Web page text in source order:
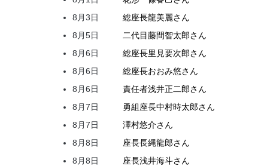
8月3日
総座長龍美麗さん
8月5日
二代目藤間智太郎さん
8月6日
総座長里見要次郎さん
8月6日
総座長おおみ悠さん
8月6日
責任者浅井正二郎さん
8月7日
勇組座長中村時太郎さん
8月7日
澤村悠介さん
8月8日
座長長縄龍郎さん
8月8日
座長浅井海斗さん